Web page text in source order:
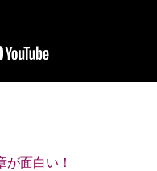
面白い！